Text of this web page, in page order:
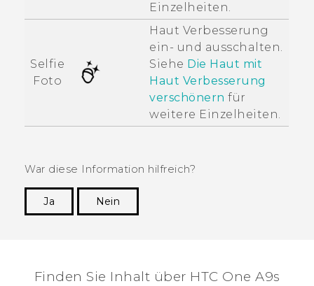
Einzelheiten.
Selfie
Foto
Haut Verbesserung
ein- und ausschalten.
Siehe Die Haut mit
Haut Verbesserung
verschönern für
weitere Einzelheiten.
War diese Information hilfreich?
Ja
Nein
Finden Sie Inhalt über‎ HTC One A9s